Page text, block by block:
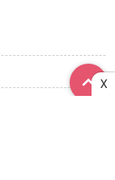
X